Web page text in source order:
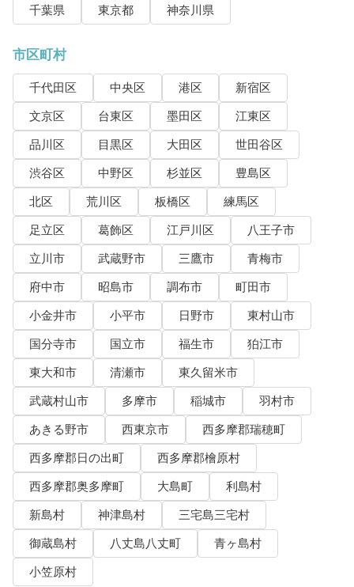
千葉県
東京都 神奈川県
市区町村
千代田区 中央区 港区
新宿区
文京区
台東区 墨田区
江東区
品川区
目黒区 大田区
世田谷区
渋谷区
中野区 杉並区
豊島区
北区
荒川区 板橋区
練馬区
足立区
葛飾区 江戸川区
八王子市
立川市
武蔵野市 三鷹市
青梅市
府中市
昭島市 調布市
町田市
小金井市
小平市 日野市
東村山市
国分寺市
国立市 福生市
狛江市
東大和市
清瀬市
東久留米市
武蔵村山市
多摩市 稲城市
羽村市
あきる野市
西東京市
西多摩郡瑞穂町
西多摩郡日の出町
西多摩郡檜原村
西多摩郡奥多摩町
大島町
利島村
新島村
神津島村
三宅島三宅村
御蔵島村
八丈島八丈町
青ヶ島村
小笠原村